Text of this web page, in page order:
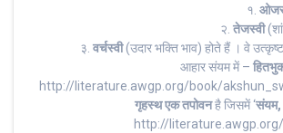
१.
२. तेजस्वी
३. वर्चस्वी(उदार भक्ति भाव) होते हैं । वे
आहार संयम में –
http://literature.awgp.org/book/
गृहस्थ एक तपोवनहै जिसमें ‘संयम,
http://